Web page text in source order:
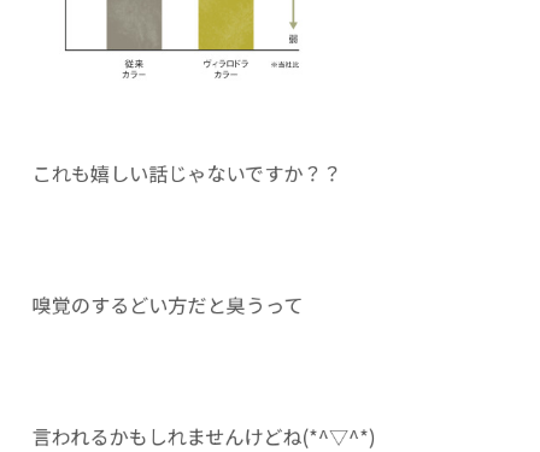
これも嬉しい話じゃないですか？？
嗅覚のするどい方だと臭うって
言われるかもしれませんけどね(*^▽^*)